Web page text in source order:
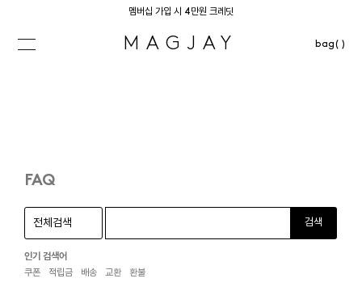
멤버십 가입 시 4만원 크레딧
MAGJAY bag( )
FAQ
검색
인기 검색어
쿠폰
적립금 배송 교환 환불